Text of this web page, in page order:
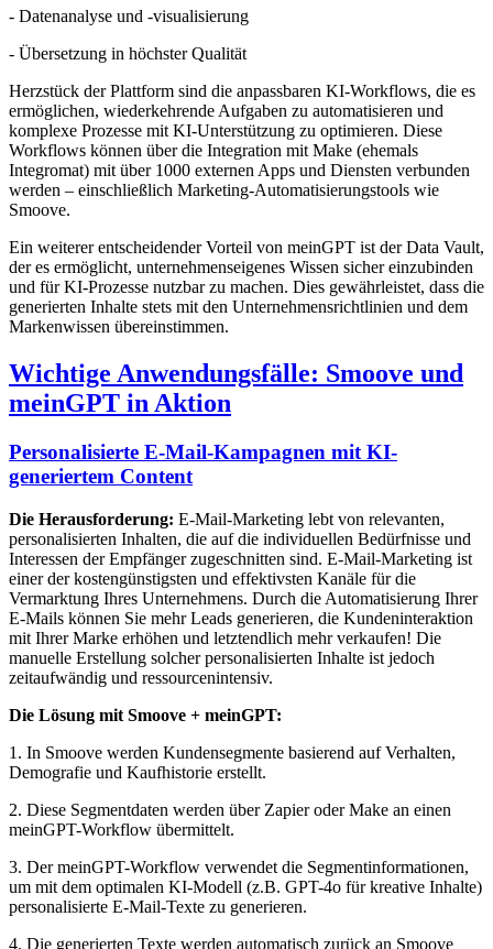
- Datenanalyse und -visualisierung
- Übersetzung in höchster Qualität
Herzstück der Plattform sind die anpassbaren KI-Workflows, die es
ermöglichen, wiederkehrende Aufgaben zu automatisieren und
komplexe Prozesse mit KI-Unterstützung zu optimieren. Diese
Workflows können über die Integration mit Make (ehemals
Integromat) mit über 1000 externen Apps und Diensten verbunden
werden – einschließlich Marketing-Automatisierungstools wie
Smoove.
Ein weiterer entscheidender Vorteil von meinGPT ist der Data Vault,
der es ermöglicht, unternehmenseigenes Wissen sicher einzubinden
und für KI-Prozesse nutzbar zu machen. Dies gewährleistet, dass die
generierten Inhalte stets mit den Unternehmensrichtlinien und dem
Markenwissen übereinstimmen.
Wichtige Anwendungsfälle: Smoove und
meinGPT in Aktion
Personalisierte E-Mail-Kampagnen mit KI-
generiertem Content
Die Herausforderung: E-Mail-Marketing lebt von relevanten,
personalisierten Inhalten, die auf die individuellen Bedürfnisse und
Interessen der Empfänger zugeschnitten sind. E-Mail-Marketing ist
einer der kostengünstigsten und effektivsten Kanäle für die
Vermarktung Ihres Unternehmens. Durch die Automatisierung Ihrer
E-Mails können Sie mehr Leads generieren, die Kundeninteraktion
mit Ihrer Marke erhöhen und letztendlich mehr verkaufen! Die
manuelle Erstellung solcher personalisierten Inhalte ist jedoch
zeitaufwändig und ressourcenintensiv.
Die Lösung mit Smoove + meinGPT:
1. In Smoove werden Kundensegmente basierend auf Verhalten,
Demografie und Kaufhistorie erstellt.
2. Diese Segmentdaten werden über Zapier oder Make an einen
meinGPT-Workflow übermittelt.
3. Der meinGPT-Workflow verwendet die Segmentinformationen,
um mit dem optimalen KI-Modell (z.B. GPT-4o für kreative Inhalte)
personalisierte E-Mail-Texte zu generieren.
4. Die generierten Texte werden automatisch zurück an Smoove